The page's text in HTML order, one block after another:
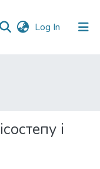
Log In (current)
і